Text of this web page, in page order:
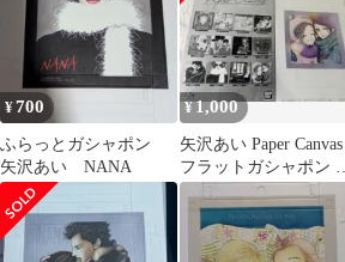
¥700
ふらっとガシャポン
矢沢あい NANA
¥1,000
矢沢あい Paper Canvas
フラットガシャポン 5
種セット